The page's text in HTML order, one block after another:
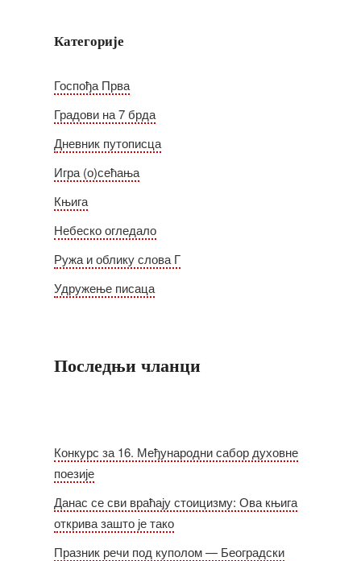
Категорије
Госпођа Прва
Градови на 7 брда
Дневник путописца
Игра (о)сећања
Књига
Небеско огледало
Ружа и облику слова Г
Удружење писаца
Последњи чланци
Конкурс за 16. Међународни сабор духовне
поезије
Данас се сви враћају стоицизму: Ова књига
открива зашто је тако
Празник речи под куполом — Београдски